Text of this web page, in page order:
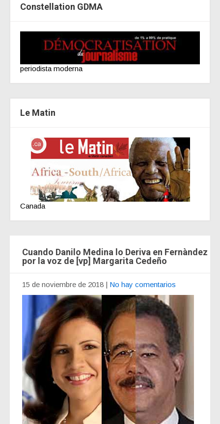
Constellation GDMA
periodista moderna
Le Matin
Canada
Cuando Danilo Medina lo Deriva en Fernàndez
por la voz de [vp] Margarita Cedeño
15 de noviembre de 2018 | No hay comentarios